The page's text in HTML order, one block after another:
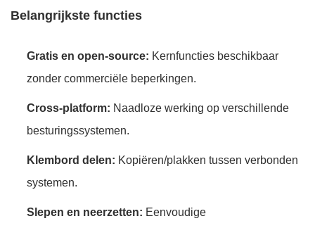
Belangrijkste functies
Gratis en open-source: Kernfuncties beschikbaar
zonder commerciële beperkingen.
Cross-platform: Naadloze werking op verschillende
besturingssystemen.
Klembord delen: Kopiëren/plakken tussen verbonden
systemen.
Slepen en neerzetten: Eenvoudige